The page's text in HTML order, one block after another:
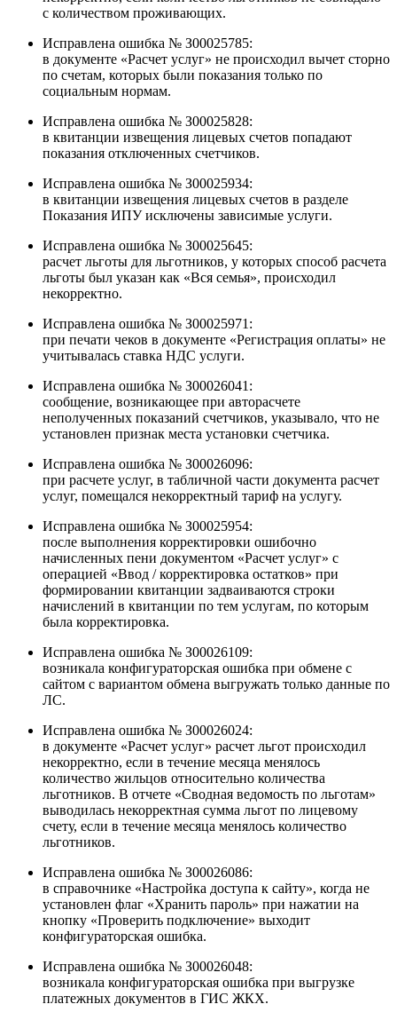
с количеством проживающих.
Исправлена ошибка № З00025785:
в документе «Расчет услуг» не происходил вычет сторно
по счетам, которых были показания только по
социальным нормам.
Исправлена ошибка № З00025828:
в квитанции извещения лицевых счетов попадают
показания отключенных счетчиков.
Исправлена ошибка № З00025934:
в квитанции извещения лицевых счетов в разделе
Показания ИПУ исключены зависимые услуги.
Исправлена ошибка № З00025645:
расчет льготы для льготников, у которых способ расчета
льготы был указан как «Вся семья», происходил
некорректно.
Исправлена ошибка № З00025971:
при печати чеков в документе «Регистрация оплаты» не
учитывалась ставка НДС услуги.
Исправлена ошибка № З00026041:
сообщение, возникающее при авторасчете
неполученных показаний счетчиков, указывало, что не
установлен признак места установки счетчика.
Исправлена ошибка № З00026096:
при расчете услуг, в табличной части документа расчет
услуг, помещался некорректный тариф на услугу.
Исправлена ошибка № З00025954:
после выполнения корректировки ошибочно
начисленных пени документом «Расчет услуг» с
операцией «Ввод / корректировка остатков» при
формировании квитанции задваиваются строки
начислений в квитанции по тем услугам, по которым
была корректировка.
Исправлена ошибка № З00026109:
возникала конфигураторская ошибка при обмене с
сайтом с вариантом обмена выгружать только данные по
ЛС.
Исправлена ошибка № З00026024:
в документе «Расчет услуг» расчет льгот происходил
некорректно, если в течение месяца менялось
количество жильцов относительно количества
льготников. В отчете «Сводная ведомость по льготам»
выводилась некорректная сумма льгот по лицевому
счету, если в течение месяца менялось количество
льготников.
Исправлена ошибка № З00026086:
в справочнике «Настройка доступа к сайту», когда не
установлен флаг «Хранить пароль» при нажатии на
кнопку «Проверить подключение» выходит
конфигураторская ошибка.
Исправлена ошибка № З00026048:
возникала конфигураторская ошибка при выгрузке
платежных документов в ГИС ЖКХ.